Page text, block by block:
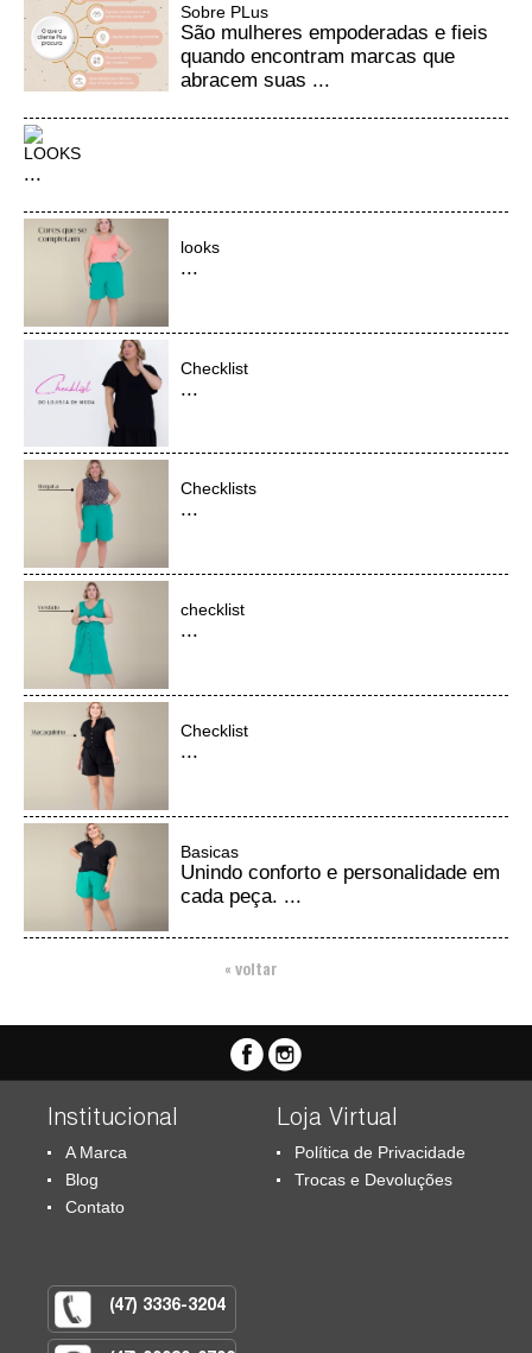
Sobre PLus
São mulheres empoderadas e fieis
quando encontram marcas que
abracem suas ...
LOOKS
...
looks
...
Checklist
...
Checklists
...
checklist
...
Checklist
...
Basicas
Unindo conforto e personalidade em
cada peça. ...
« voltar
Institucional
A Marca
Blog
Contato
(47) 3336-3204
Loja Virtual
Política de Privacidade
Trocas e Devoluções